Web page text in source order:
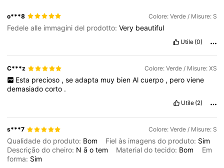
o***8 Colore: Verde / Misure: S
Fedele alle immagini del prodotto:Very beautiful
Utile (0)
C***z Colore: Verde / Misure: XS
Esta precioso , se adapta muy bien Al cuerpo , pero viene
demasiadocorto .
Utile (2)
s***7 Colore: Verde / Misure: S
Qualidade do produto: Bom Fiel às imagens do produto: Sim
Descrição do cheiro: Nãotem Material do tecido: Bom
Em
forma: Sim